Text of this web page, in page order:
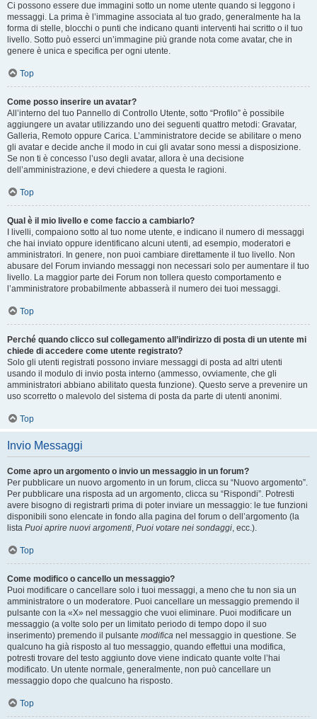
Ci possono essere due immagini sotto un nome utente quando si leggono i
messaggi. La prima è l’immagine associata al tuo grado, generalmente ha la
forma di stelle, blocchi o punti che indicano quanti interventi hai scritto o il tuo
livello. Sotto può esserci un’immagine più grande nota come avatar, che in
genere è unica e specifica per ogni utente.
Top
Come posso inserire un avatar?
All’interno del tuo Pannello di Controllo Utente, sotto “Profilo” è possibile
aggiungere un avatar utilizzando uno dei seguenti quattro metodi: Gravatar,
Galleria, Remoto oppure Carica. L’amministratore decide se abilitare o meno
gli avatar e decide anche il modo in cui gli avatar sono messi a disposizione.
Se non ti è concesso l’uso degli avatar, allora è una decisione
dell’amministrazione, e devi chiedere a questa le ragioni.
Top
Qual è il mio livello e come faccio a cambiarlo?
I livelli, compaiono sotto al tuo nome utente, e indicano il numero di messaggi
che hai inviato oppure identificano alcuni utenti, ad esempio, moderatori e
amministratori. In genere, non puoi cambiare direttamente il tuo livello. Non
abusare del Forum inviando messaggi non necessari solo per aumentare il tuo
livello. La maggior parte dei Forum non tollera questo comportamento e
l’amministratore probabilmente abbasserà il numero dei tuoi messaggi.
Top
Perché quando clicco sul collegamento all’indirizzo di posta di un utente mi
chiede di accedere come utente registrato?
Solo gli utenti registrati possono inviare messaggi di posta ad altri utenti
usando il modulo di invio posta interno (ammesso, ovviamente, che gli
amministratori abbiano abilitato questa funzione). Questo serve a prevenire un
uso scorretto o malevolo del sistema di posta da parte di utenti anonimi.
Top
Invio Messaggi
Come apro un argomento o invio un messaggio in un forum?
Per pubblicare un nuovo argomento in un forum, clicca su “Nuovo argomento”.
Per pubblicare una risposta ad un argomento, clicca su “Rispondi”. Potresti
avere bisogno di registrarti prima di poter inviare un messaggio: le tue funzioni
disponibili sono elencate in fondo alla pagina del forum o dell’argomento (la
lista Puoi aprire nuovi argomenti, Puoi votare nei sondaggi, ecc.).
Top
Come modifico o cancello un messaggio?
Puoi modificare o cancellare solo i tuoi messaggi, a meno che tu non sia un
amministratore o un moderatore. Puoi cancellare un messaggio premendo il
pulsante con la «X» nel messaggio che vuoi eliminare. Puoi modificare un
messaggio (a volte solo per un limitato periodo di tempo dopo il suo
inserimento) premendo il pulsante modifica nel messaggio in questione. Se
qualcuno ha già risposto al tuo messaggio, quando effettui una modifica,
potresti trovare del testo aggiunto dove viene indicato quante volte l’hai
modificato. Un utente normale, generalmente, non può cancellare un
messaggio dopo che qualcuno ha risposto.
Top